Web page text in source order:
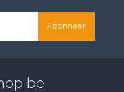
Abonneer